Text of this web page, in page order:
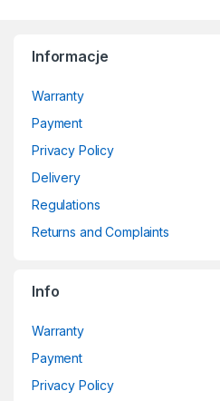
Informacje
Warranty
Payment
Privacy Policy
Delivery
Regulations
Returns and Complaints
Info
Warranty
Payment
Privacy Policy